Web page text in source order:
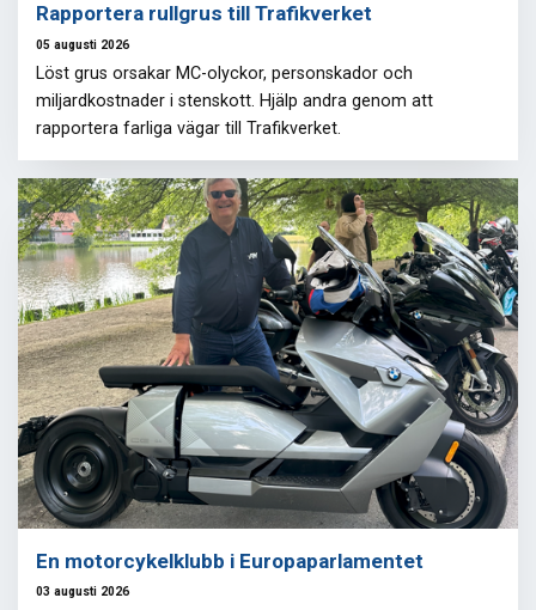
Rapportera rullgrus till Trafikverket
05 augusti 2026
Löst grus orsakar MC-olyckor, personskador och
miljardkostnader i stenskott. Hjälp andra genom att
rapportera farliga vägar till Trafikverket.
En motorcykelklubb i Europaparlamentet
03 augusti 2026